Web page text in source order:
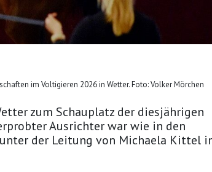
im Voltigieren 2026 in Wetter. Foto: Volker Mörchen
zum Schauplatz der diesjährigen
Ausrichter war wie in den
unter der Leitung von Michaela Kittel